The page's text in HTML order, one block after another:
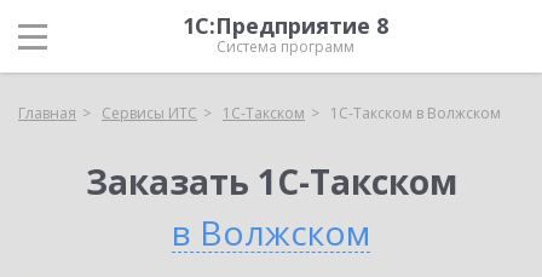
1С:Предприятие 8
Система программ
Главная Сервисы ИТС 1С-Такском 1С-Такском в Волжском
Заказать 1С-Такском
в Волжском